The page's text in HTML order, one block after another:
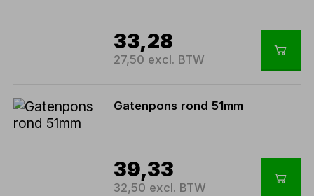
33,28
27,50 excl. BTW
Gatenpons rond 51mm
39,33
32,50 excl. BTW